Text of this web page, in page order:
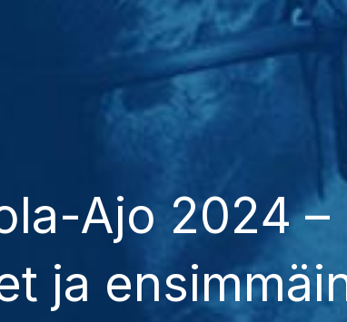
Ajo 2024 –
ja